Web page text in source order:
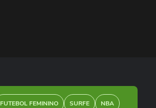
FUTEBOL FEMININO SURFE NBA